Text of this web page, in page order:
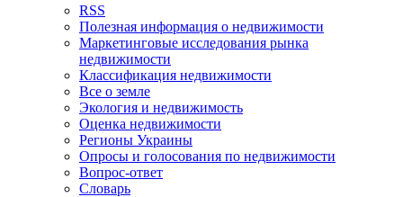
RSS
Полезная информация о недвижимости
Маркетинговые исследования рынка
недвижимости
Классификация недвижимости
Все о земле
Экология и недвижимость
Оценка недвижимости
Регионы Украины
Опросы и голосования по недвижимости
Вопрос-ответ
Словарь